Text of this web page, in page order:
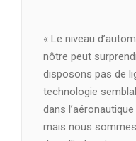
« Le niveau
nôtre peut
disposons pas de
technologie
dans
mais nous